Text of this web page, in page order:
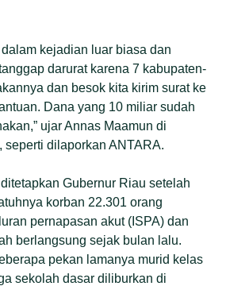
kejadian luar biasa dan
darurat karena 7 kabupaten-
dan besok kita kirim surat ke
Dana yang 10 miliar sudah
ujar Annas Maamun di
seperti dilaporkan ANTARA.
Gubernur Riau setelah
korban 22.301 orang
pernapasan akut (ISPA) dan
berlangsung sejak bulan lalu.
pekan lamanya murid kelas
sekolah dasar diliburkan di